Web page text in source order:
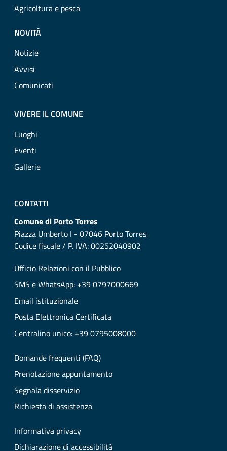
Agricoltura e pesca
NOVITÀ
Notizie
Avvisi
Comunicati
VIVERE IL COMUNE
Luoghi
Eventi
Gallerie
CONTATTI
Comune di Porto Torres
Piazza Umberto I - 07046 Porto Torres
Codice fiscale / P. IVA: 00252040902
Ufficio Relazioni con il Pubblico
SMS e WhatsApp: +39 0797000669
Email istituzionale
Posta Elettronica Certificata
Centralino unico: +39 0795008000
Domande frequenti (FAQ)
Prenotazione appuntamento
Segnala disservizio
Richiesta di assistenza
Informativa privacy
Dichiarazione di accessibilità